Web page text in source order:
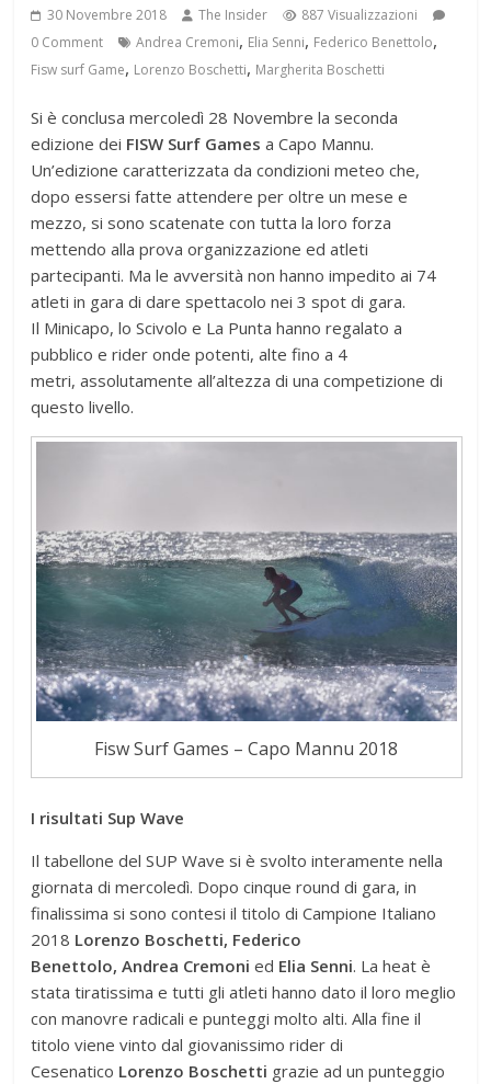
30 Novembre 2018 The Insider
887 Visualizzazioni
0 Comment
Andrea Cremoni, Elia Senni, Federico Benettolo,
Fisw surf Game, Lorenzo Boschetti, Margherita Boschetti
Si è conclusa mercoledì 28 Novembre la seconda
edizione dei FISW Surf Games a Capo Mannu.
Un’edizione caratterizzata da condizioni meteo che,
dopo essersi fatte attendere per oltre un mese e
mezzo, si sono scatenate con tutta la loro forza
mettendo alla prova organizzazione ed atleti
partecipanti. Ma le avversità non hanno impedito ai 74
atleti in gara di dare spettacolo nei 3 spot di gara.
Il Minicapo, lo Scivolo e La Punta hanno regalato a
pubblico e rider onde potenti, alte fino a 4
metri, assolutamente all’altezza di una competizione di
questo livello.
Fisw Surf Games – Capo Mannu 2018
I risultati Sup Wave
Il tabellone del SUP Wave si è svolto interamente nella
giornata di mercoledì. Dopo cinque round di gara, in
finalissima si sono contesi il titolo di Campione Italiano
2018 Lorenzo Boschetti, Federico
Benettolo, Andrea Cremoni ed Elia Senni. La heat è
stata tiratissima e tutti gli atleti hanno dato il loro meglio
con manovre radicali e punteggi molto alti. Alla fine il
titolo viene vinto dal giovanissimo rider di
Cesenatico Lorenzo Boschetti grazie ad un punteggio